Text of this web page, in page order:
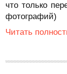
что только
фотографий)
Читать